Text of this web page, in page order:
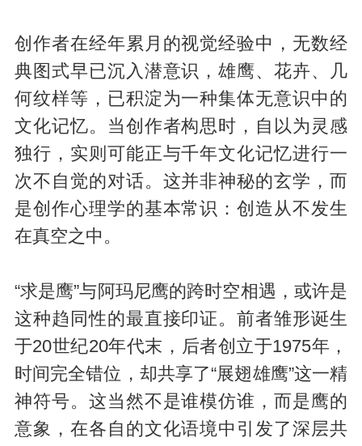
创作者在经年累月的视觉经验中，无数经
典图式早已沉入潜意识，雄鹰、花卉、几
何纹样等，已积淀为一种集体无意识中的
文化记忆。当创作者构思时，自以为灵感
独行，实则可能正与千年文化记忆进行一
次不自觉的对话。这并非神秘的玄学，而
是创作心理学的基本常识：创造从不发生
在真空之中。
“求是鹰”与阿玛尼鹰的跨时空相遇，或许是
这种趋同性的最直接印证。前者雏形诞生
于20世纪20年代末，后者创立于1975年，
时间完全错位，却共享了“展翅雄鹰”这一精
神符号。这当然不是谁模仿谁，而是鹰的
意象，在各自的文化语境中引发了深层共